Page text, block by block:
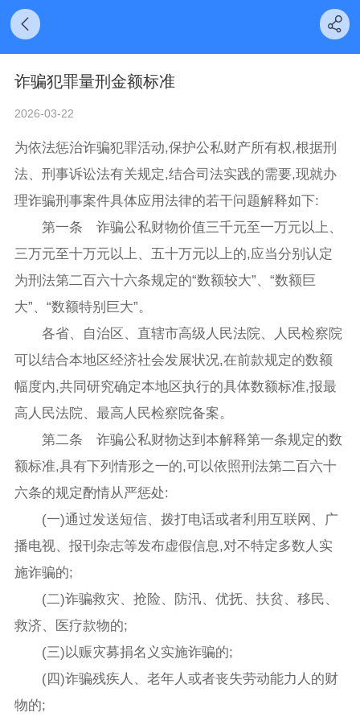
诈骗犯罪量刑金额标准
2026-03-22
为依法惩治诈骗犯罪活动,保护公私财产所有权,根据刑
法、刑事诉讼法有关规定,结合司法实践的需要,现就办
理诈骗刑事案件具体应用法律的若干问题解释如下:
第一条 诈骗公私财物价值三千元至一万元以上、
三万元至十万元以上、五十万元以上的,应当分别认定
为刑法第二百六十六条规定的“数额较大”、“数额巨
大”、“数额特别巨大”。
各省、自治区、直辖市高级人民法院、人民检察院
可以结合本地区经济社会发展状况,在前款规定的数额
幅度内,共同研究确定本地区执行的具体数额标准,报最
高人民法院、最高人民检察院备案。
第二条 诈骗公私财物达到本解释第一条规定的数
额标准,具有下列情形之一的,可以依照刑法第二百六十
六条的规定酌情从严惩处:
(一)通过发送短信、拨打电话或者利用互联网、广
播电视、报刊杂志等发布虚假信息,对不特定多数人实
施诈骗的;
(二)诈骗救灾、抢险、防汛、优抚、扶贫、移民、
救济、医疗款物的;
(三)以赈灾募捐名义实施诈骗的;
(四)诈骗残疾人、老年人或者丧失劳动能力人的财
物的;